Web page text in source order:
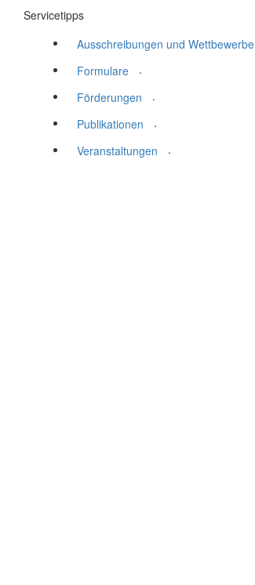
Servicetipps
Ausschreibungen und Wettbewerbe
Formulare
.
Förderungen
.
Publikationen
.
Veranstaltungen
.